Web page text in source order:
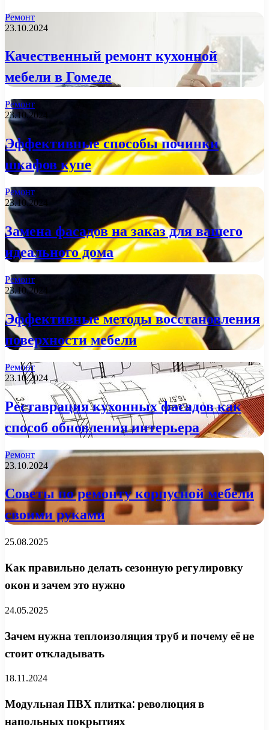
Ремонт
23.10.2024
Качественный ремонт кухонной
мебели в Гомеле
Ремонт
23.10.2024
Эффективные способы починки
шкафов купе
Ремонт
23.10.2024
Замена фасадов на заказ для вашего
идеального дома
Ремонт
23.10.2024
Эффективные методы восстановления
поверхности мебели
Ремонт
23.10.2024
Реставрация кухонных фасадов как
способ обновления интерьера
Ремонт
23.10.2024
Советы по ремонту корпусной мебели
своими руками
25.08.2025
Как правильно делать сезонную регулировку
окон и зачем это нужно
24.05.2025
Зачем нужна теплоизоляция труб и почему её не
стоит откладывать
18.11.2024
Модульная ПВХ плитка: революция в
напольных покрытиях